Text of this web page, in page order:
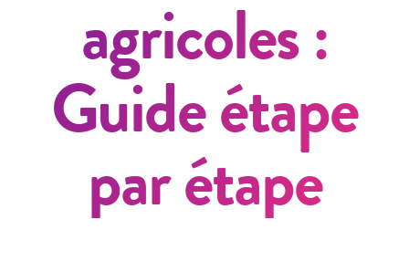
agricoles :
Guide étape
par étape